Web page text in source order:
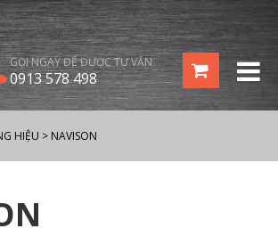
GỌI NGAY ĐỂ ĐƯỢC TƯ VẤN
0913 578 498
HIỆU > NAVISON